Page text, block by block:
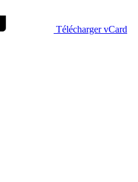
Télécharger vCard